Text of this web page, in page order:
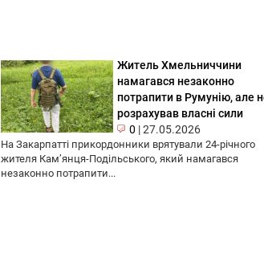
Житель Хмельниччини
намагався незаконно
потрапити в Румунію, але
розрахував власні сили
0 |27.05.2026
На Закарпатті прикордонники врятували 24-річного
жителя Кам’янця-Подільського, який намагався
незаконно потрапити...